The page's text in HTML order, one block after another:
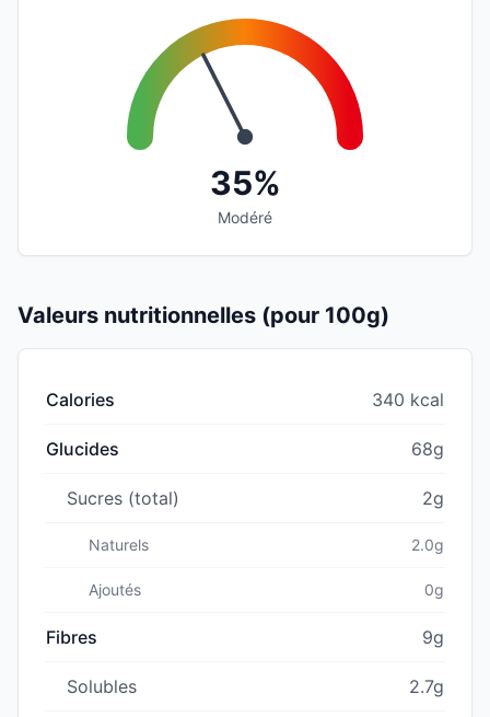
35%
Modéré
Valeurs nutritionnelles (pour 100g)
Calories 340 kcal
Glucides 68g
Sucres (total) 2g
Naturels 2.0g
Ajoutés 0g
Fibres 9g
Solubles 2.7g